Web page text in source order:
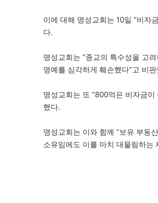
이에 대해 명성교회는 10일 “비자
다.
명성교회는 “종교의 특수성을 고
명예를 심각하게 훼손했다”고 비
명성교회는 또 “800억은 비자금
했다.
명성교회는 이와 함께 “보유 부동
소유임에도 이를 마치 대물림하는